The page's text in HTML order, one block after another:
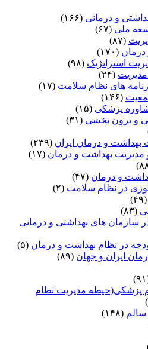
و درمانی (۱۶۶)
ملی (۶۷)
(۸۷)
درمان (۱۷۰)
استراتژیک (۹۸)
(۲۴)
های نظام سلامت (۱۷)
(۱۴۶)
پزشکی (۱۵)
و برون بخشی (۳۱)
بهداشت و درمان ایران (۲۳۹)
مدیریت بهداشت و درمان (۱۷)
و درمان (۴۷)
در نظام سلامت (۲)
(۴۹)
(۸۳)
سازمان های بهداشتی و درمانی
در نظام بهداشت و درمان (۵)
ایران و جهان (۸۹)
پزشکی(حیطه مدیریت نظام
(۱۴۸)